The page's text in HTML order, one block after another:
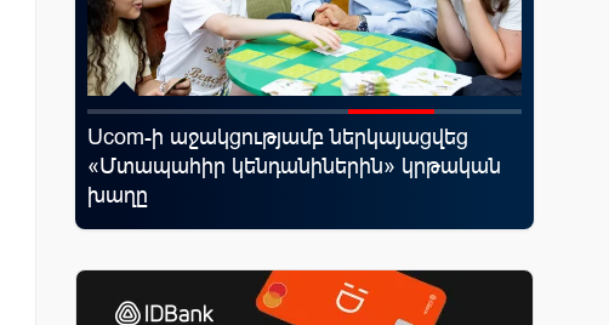
Ucom-ի աջակցությամբ ներկայացվեց
«Մտապահիր կենդանիներին» կրթական
խաղը